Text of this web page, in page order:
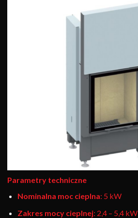
Parametry techniczne
Nominalna moc cieplna: 5 kW
Zakres mocy cieplnej: 2,4 – 5,4 kW